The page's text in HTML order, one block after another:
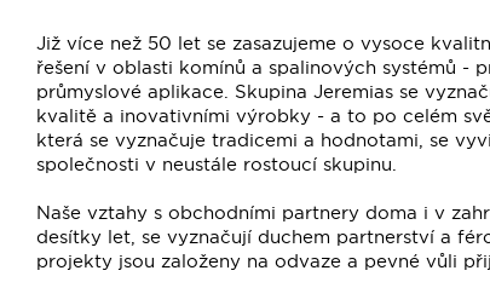
Již více než 50 let se zasazujeme o vysoce
řešení v oblasti komínů a spalinových systémů -
průmyslové aplikace. Skupina Jeremias se
kvalitě a inovativními výrobky - a to po celém
která se vyznačuje tradicemi a hodnotami, se
společnosti v neustále rostoucí skupinu.
Naše vztahy s obchodními partnery doma i v
desítky let, se vyznačují duchem partnerství a
projekty jsou založeny na odvaze a pevné vůli